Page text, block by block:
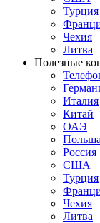
Турция
Чехия
Литва
Полезные
Италия
Китай
ОАЭ
Польша
Россия
США
Турция
Чехия
Литва